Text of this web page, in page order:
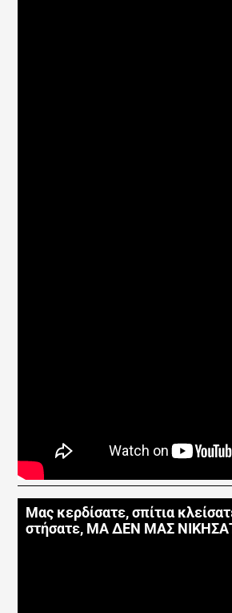
Μας κερδίσατε, σπίτια
στήσατε, ΜΑ ΔΕΝ ΜΑΣ